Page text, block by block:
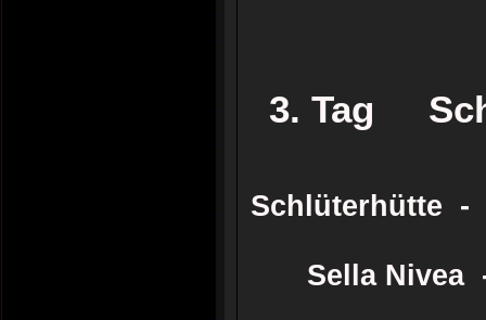
3. Tag
Schlüterhütte -
Sella